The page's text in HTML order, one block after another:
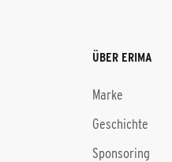
ÜBER ERIMA
Marke
Geschichte
Sponsoring